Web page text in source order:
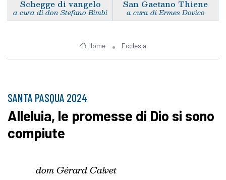
Schegge di vangelo
a cura di don Stefano Bimbi
San Gaetano Thiene
a cura di Ermes Dovico
Home Ecclesia
SANTA PASQUA 2024
Alleluia, le promesse di Dio si sono
compiute
dom Gérard Calvet